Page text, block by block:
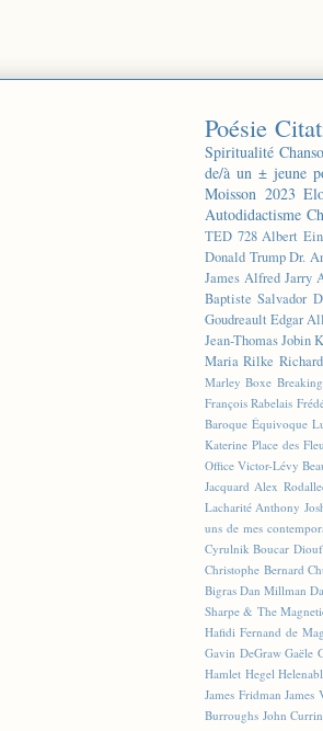
Poésie
Spiritualité
de/à un ± jeune
Moisson 2023
Autodidactisme
TED 728 Albert
Donald Trump Dr.
James Alfred Jarry
Baptiste Salvador
Goudreault Edgar
Jean-Thomas Jobin
Maria Rilke
Marley Boxe
François Rabelais
Baroque Équivoque
Katerine Place des
Office Victor-Lévy
Jacquard Alex
Lacharité Anthony
uns de mes
Cyrulnik Boucar Diouf
Christophe Bernard
Bigras Dan Millman
Sharpe & The
Hafidi Fernand de
Gavin DeGraw Gaële
Hamlet Hegel
James Fridman James
Burroughs John Currin